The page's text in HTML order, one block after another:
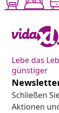
Lebe das
günstiger
Schließen
Aktionen